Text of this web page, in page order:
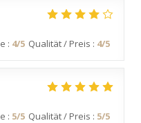
: 4/5 Qualität / Preis : 4/5
: 5/5 Qualität / Preis : 5/5